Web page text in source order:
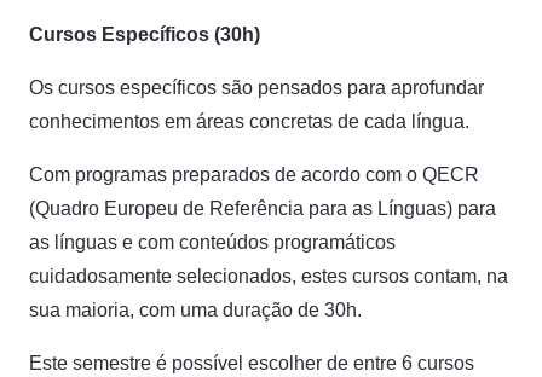
Cursos Específicos (30h)
Os cursos específicos são pensados para aprofundar
conhecimentos em áreas concretas de cada língua.
Com programas preparados de acordo com o QECR
(Quadro Europeu de Referência para as Línguas) para
as línguas e com conteúdos programáticos
cuidadosamente selecionados, estes cursos contam, na
sua maioria, com uma duração de 30h.
Este semestre é possível escolher de entre 6 cursos